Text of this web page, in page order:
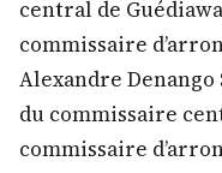
central de
commissaire
Alexandre
du commissaire
commissaire